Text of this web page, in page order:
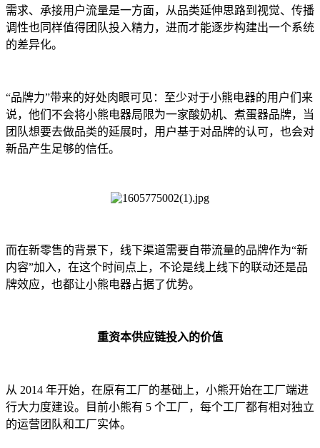
需求、承接用户流量是一方面，从品类延伸思路到视觉、传播
调性也同样值得团队投入精力，进而才能逐步构建出一个系统
的差异化。
“品牌力”带来的好处肉眼可见：至少对于小熊电器的用户们来
说，他们不会将小熊电器局限为一家酸奶机、煮蛋器品牌，当
团队想要去做品类的延展时，用户基于对品牌的认可，也会对
新品产生足够的信任。
而在新零售的背景下，线下渠道需要自带流量的品牌作为“新
内容”加入，在这个时间点上，不论是线上线下的联动还是品
牌效应，也都让小熊电器占据了优势。
重资本供应链投入的价值
从 2014 年开始，在原有工厂的基础上，小熊开始在工厂端进
行大力度建设。目前小熊有 5 个工厂，每个工厂都有相对独立
的运营团队和工厂实体。